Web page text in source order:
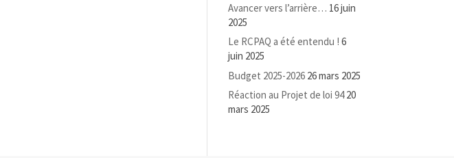
Avancer vers l’arrière… 16 juin
2025
Le RCPAQ a été entendu ! 6
juin 2025
Budget 2025-2026 26 mars 2025
Réaction au Projet de loi 94 20
mars 2025